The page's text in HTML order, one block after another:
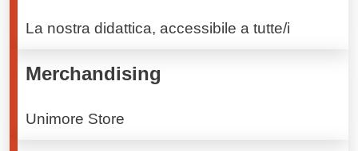
La nostra didattica, accessibile a tutte/i
Merchandising
Unimore Store